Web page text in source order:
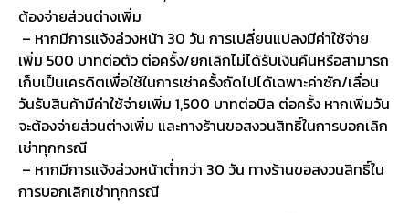
ต้องจ่ายส่วนต่างเพิ่ม
– หากมีการแจ้งล่วงหน้า 30 วัน การเปลี่ยนแปลงมีค่าใช้จ่าย
เพิ่ม 500 บาทต่อตัว ต่อครั้ง/ยกเลิกไม่ได้รับเงินคืนหรือสามารถ
เก็บเป็นเครดิตเพื่อใช้ในการเช่าครั้งถัดไปได้เฉพาะค่าซัก/เลื่อน
วันรับสินค้ามีค่าใช้จ่ายเพิ่ม 1,500 บาทต่อบิล ต่อครั้ง หากเพิ่มวัน
จะต้องจ่ายส่วนต่างเพิ่ม และทางร้านขอสงวนสิทธิ์ในการบอกเลิก
เช่าทุกกรณี
– หากมีการแจ้งล่วงหน้าต่ำกว่า 30 วัน ทางร้านขอสงวนสิทธิ์ใน
การบอกเลิกเช่าทุกกรณี